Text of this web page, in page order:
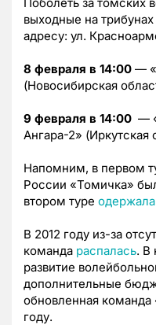
выходные на
адресу: ул.
8 февраля в 14:00 —
(Новосибирская
9 февраля в 14:00 —
Ангара-2» (Иркутская
Напомним, в первом
России «Томичка»
втором туре
В 2012 году из-за
команда распалась. В
развитие
дополнительные
обновленная команда
году.